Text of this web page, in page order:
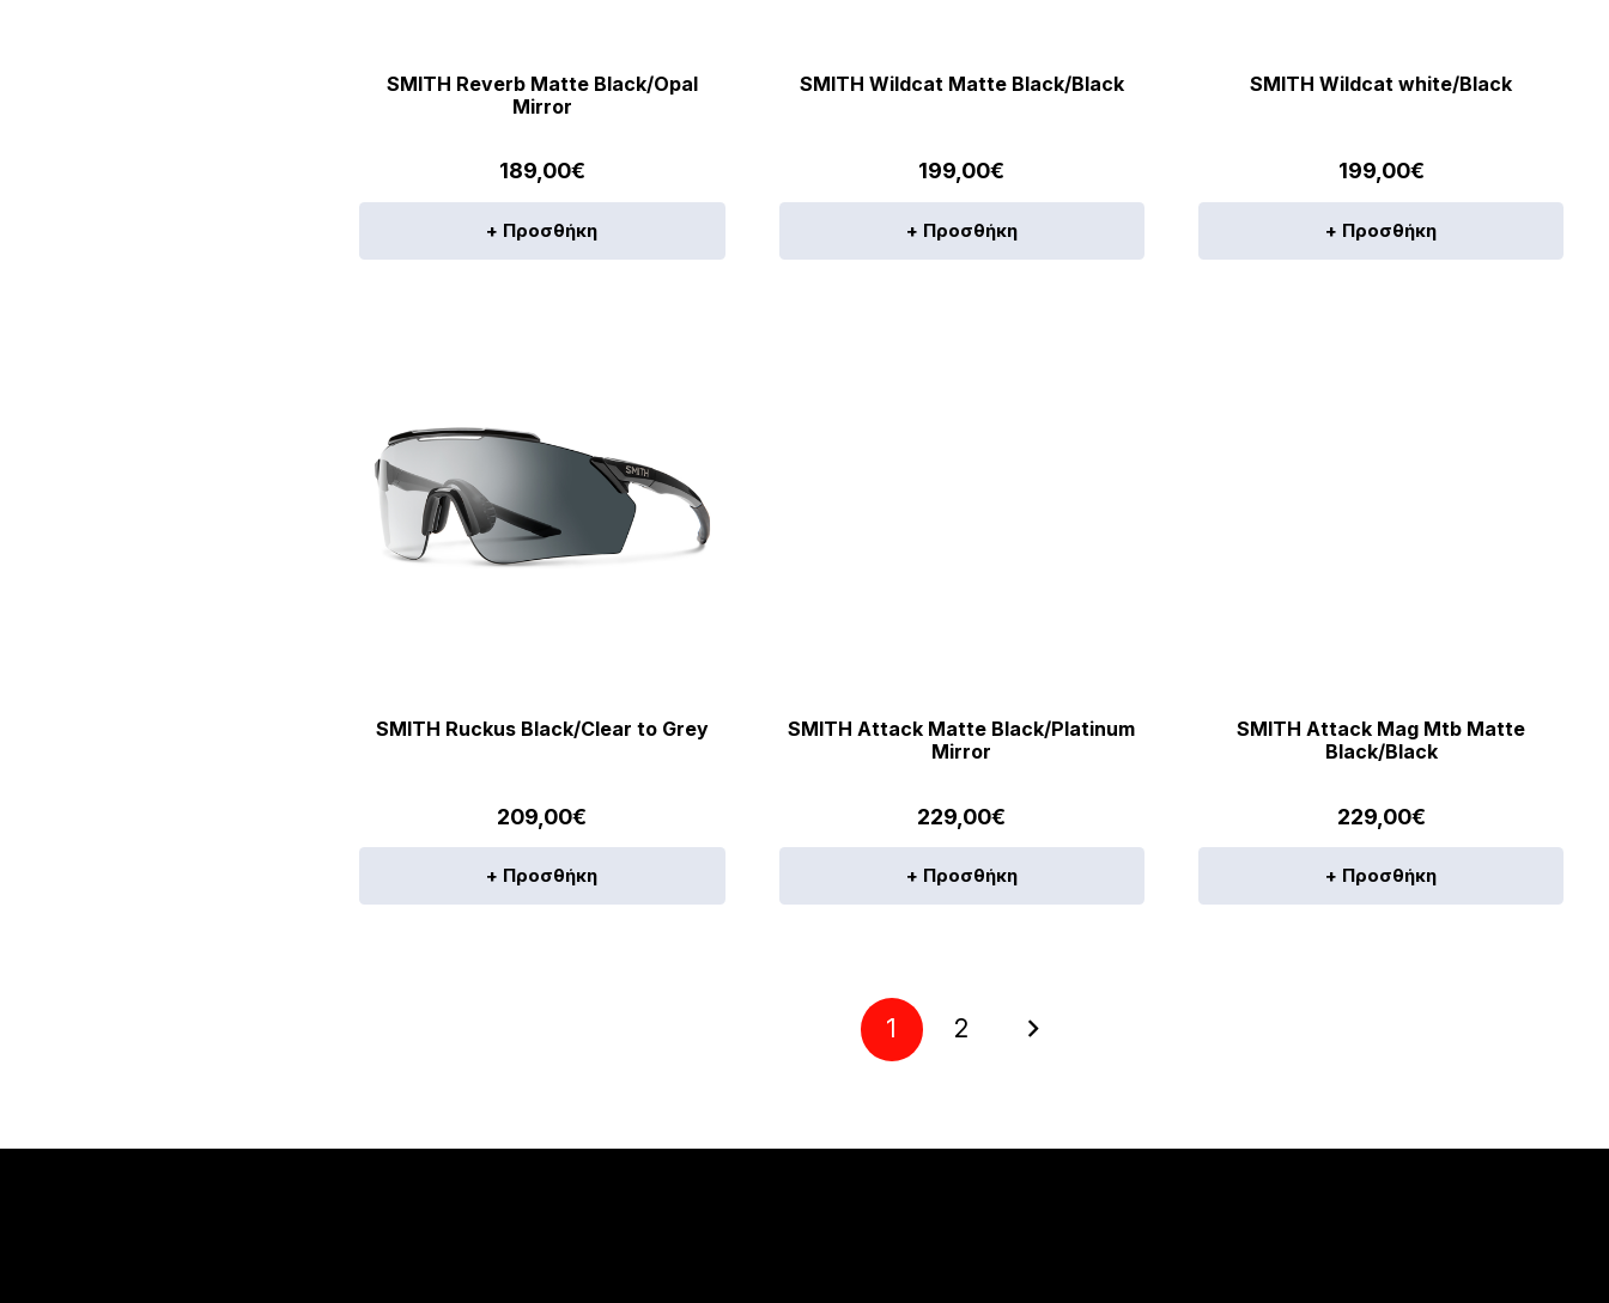
SMITH Reverb Matte Black/Opal
Mirror
189,00€
+ Προσθήκη
SMITH Wildcat Matte Black/Black
199,00€
+ Προσθήκη
SMITH Wildcat white/Black
199,00€
+ Προσθήκη
SMITH Ruckus Black/Clear to Grey
209,00€
+ Προσθήκη
SMITH Attack Matte Black/Platinum
Mirror
229,00€
+ Προσθήκη
SMITH Attack Mag Mtb Matte
Black/Black
229,00€
+ Προσθήκη
1 2